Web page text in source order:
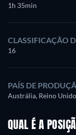
1h 35min
CLASSIFICAÇÃO
16
PAÍS DE
Austrália, Reino Unido
QUAL É A